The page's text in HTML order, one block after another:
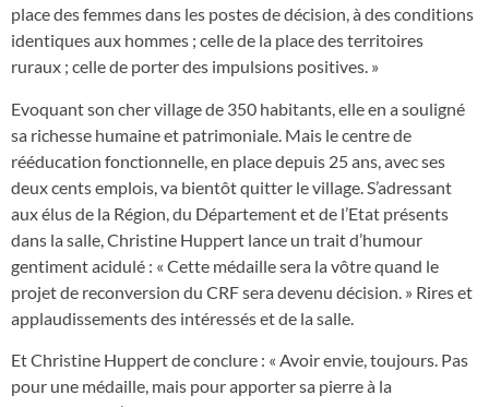
place des femmes dans les postes de décision, à des conditions
identiques aux hommes ; celle de la place des territoires
ruraux ; celle de porter des impulsions positives. »
Evoquant son cher village de 350 habitants, elle en a souligné
sa richesse humaine et patrimoniale. Mais le centre de
rééducation fonctionnelle, en place depuis 25 ans, avec ses
deux cents emplois, va bientôt quitter le village. S’adressant
aux élus de la Région, du Département et de l’Etat présents
dans la salle, Christine Huppert lance un trait d’humour
gentiment acidulé : « Cette médaille sera la vôtre quand le
projet de reconversion du CRF sera devenu décision. » Rires et
applaudissements des intéressés et de la salle.
Et Christine Huppert de conclure : « Avoir envie, toujours. Pas
pour une médaille, mais pour apporter sa pierre à la